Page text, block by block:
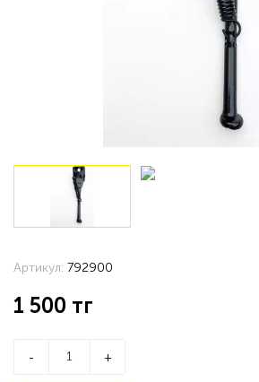
Артикул: 792900
1 500 тг
- +